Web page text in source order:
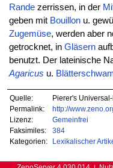
Randezerrissen, in der
geben mit Bouillonu.
Zugemüse, werden aber
getrocknet, in Gläsern
benutzt. Der lateinische
Agaricus u.
Quelle:
Pierer's
Permalink:
http://
Lizenz:
Gemeinfrei
Faksimiles:
384
Kategorien:
Lexikalischer